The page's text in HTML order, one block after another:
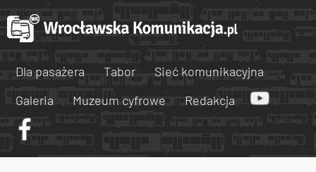
Dla pasażera Tabor
Sieć komunikacyjna
Galeria
Muzeum cyfrowe Redakcja